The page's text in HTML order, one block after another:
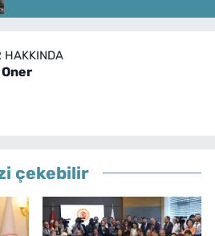
HAKKINDA
çekebilir